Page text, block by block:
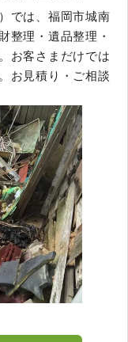
では、福岡市城南
整理・遺品整理・
お客さまだけでは
お見積り・ご相談